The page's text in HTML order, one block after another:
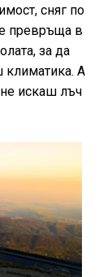
сняг по
превръща в
за да
климатика. А
искаш лъч